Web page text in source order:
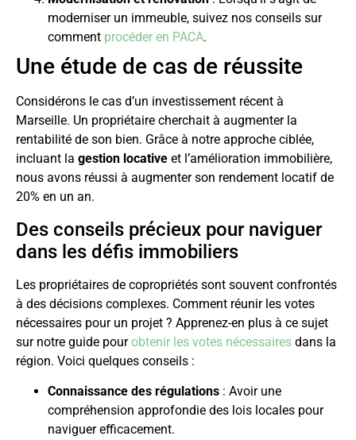
moderniser un immeuble, suivez nos conseils sur
comment procéder en PACA.
Une étude de cas de réussite
Considérons le cas d’un investissement récent à
Marseille. Un propriétaire cherchait à augmenter la
rentabilité de son bien. Grâce à notre approche ciblée,
incluant la gestion locative et l’amélioration immobilière,
nous avons réussi à augmenter son rendement locatif de
20% en un an.
Des conseils précieux pour naviguer
dans les défis immobiliers
Les propriétaires de copropriétés sont souvent confrontés
à des décisions complexes. Comment réunir les votes
nécessaires pour un projet ? Apprenez-en plus à ce sujet
sur notre guide pourobtenir les votes nécessaires dans la
région. Voici quelques conseils :
Connaissance des régulations : Avoir une
compréhension approfondie des lois locales pour
naviguer efficacement.